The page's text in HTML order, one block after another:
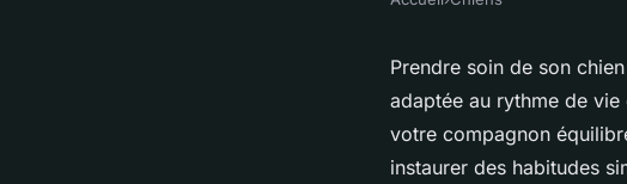
Comment bien
: guide complet et
Prendre soin de son
adaptée au rythme de vie
votre compagnon
instaurer des habitudes